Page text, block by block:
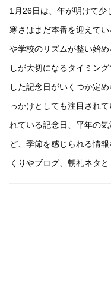
1月26日は、年が明けて少
寒さはまだ本番を迎えて
や学校のリズムが整い始
しが大切になるタイミン
した記念日がいくつか定
っかけとしても注目され
れている記念日、平年の
ど、季節を感じられる情
くりやブログ、朝礼ネタ